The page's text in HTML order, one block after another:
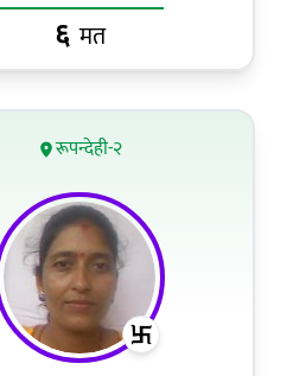
६ मत
रूपन्देही-२